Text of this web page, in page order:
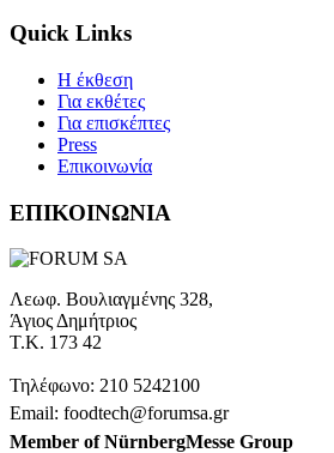
Quick Links
H έκθεση
Για εκθέτες
Για επισκέπτες
Press
Επικοινωνία
ΕΠΙΚΟΙΝΩΝΙΑ
Λεωφ. Βουλιαγμένης 328,
Άγιος Δημήτριος
Τ.Κ. 173 42
Τηλέφωνο: 210 5242100
Email: foodtech@forumsa.gr
Member of NürnbergMesse Group